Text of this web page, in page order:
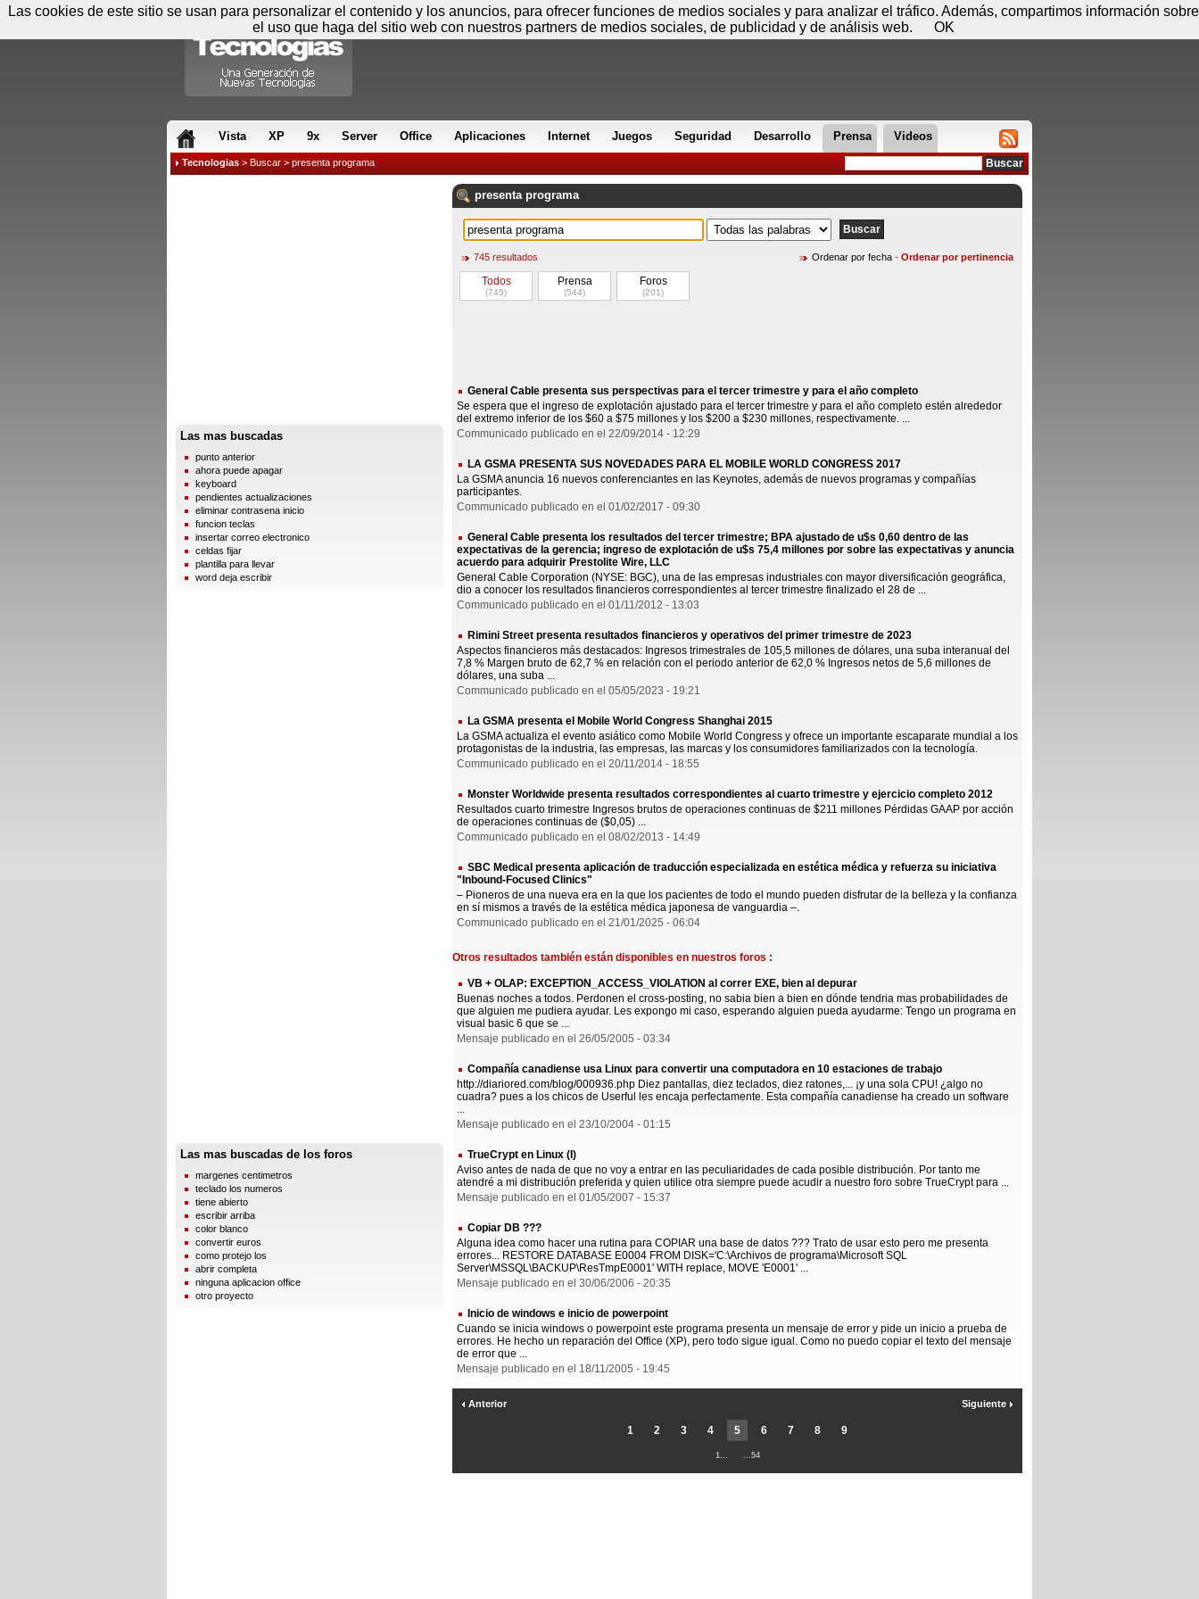
Vista XP 9x Server Office Aplicaciones Internet Juegos Seguridad Desarrollo Prensa Videos
Tecnologias > Buscar > presenta programa
Las mas buscadas
punto anterior
ahora puede apagar
keyboard
pendientes actualizaciones
eliminar contrasena inicio
funcion teclas
insertar correo electronico
celdas fijar
plantilla para llevar
word deja escribir
Las mas buscadas de los foros
margenes centimetros
teclado los numeros
tiene abierto
escribir arriba
color blanco
convertir euros
como protejo los
abrir completa
ninguna aplicacion office
otro proyecto
presenta programa
745 resultados Ordenar por fecha - Ordenar por pertinencia
Todos
(745)
Prensa
(544)
Foros
(201)
General Cable presenta sus perspectivas para el tercer trimestre y para el año completo
Se espera que el ingreso de explotación ajustado para el tercer trimestre y para el año completo estén alrededor
del extremo inferior de los $60 a $75 millones y los $200 a $230 millones, respectivamente. ...
Communicado publicado en el 22/09/2014 - 12:29
LA GSMA PRESENTA SUS NOVEDADES PARA EL MOBILE WORLD CONGRESS 2017
La GSMA anuncia 16 nuevos conferenciantes en las Keynotes, además de nuevos programas y compañías
participantes.
Communicado publicado en el 01/02/2017 - 09:30
General Cable presenta los resultados del tercer trimestre; BPA ajustado de u$s 0,60 dentro de las
expectativas de la gerencia; ingreso de explotación de u$s 75,4 millones por sobre las expectativas y anuncia
acuerdo para adquirir Prestolite Wire, LLC
General Cable Corporation (NYSE: BGC), una de las empresas industriales con mayor diversificación geográfica,
dio a conocer los resultados financieros correspondientes al tercer trimestre finalizado el 28 de ...
Communicado publicado en el 01/11/2012 - 13:03
Rimini Street presenta resultados financieros y operativos del primer trimestre de 2023
Aspectos financieros más destacados: Ingresos trimestrales de 105,5 millones de dólares, una suba interanual del
7,8 % Margen bruto de 62,7 % en relación con el periodo anterior de 62,0 % Ingresos netos de 5,6 millones de
dólares, una suba ...
Communicado publicado en el 05/05/2023 - 19:21
La GSMA presenta el Mobile World Congress Shanghai 2015
La GSMA actualiza el evento asiático como Mobile World Congress y ofrece un importante escaparate mundial a los
protagonistas de la industria, las empresas, las marcas y los consumidores familiarizados con la tecnología.
Communicado publicado en el 20/11/2014 - 18:55
Monster Worldwide presenta resultados correspondientes al cuarto trimestre y ejercicio completo 2012
Resultados cuarto trimestre Ingresos brutos de operaciones continuas de $211 millones Pérdidas GAAP por acción
de operaciones continuas de ($0,05) ...
Communicado publicado en el 08/02/2013 - 14:49
SBC Medical presenta aplicación de traducción especializada en estética médica y refuerza su iniciativa
"Inbound-Focused Clinics"
– Pioneros de una nueva era en la que los pacientes de todo el mundo pueden disfrutar de la belleza y la confianza
en sí mismos a través de la estética médica japonesa de vanguardia –.
Communicado publicado en el 21/01/2025 - 06:04
Otros resultados también están disponibles en nuestros foros :
VB + OLAP: EXCEPTION_ACCESS_VIOLATION al correr EXE, bien al depurar
Buenas noches a todos. Perdonen el cross-posting, no sabia bien a bien en dónde tendria mas probabilidades de
que alguien me pudiera ayudar. Les expongo mi caso, esperando alguien pueda ayudarme: Tengo un programa en
visual basic 6 que se ...
Mensaje publicado en el 26/05/2005 - 03:34
Compañía canadiense usa Linux para convertir una computadora en 10 estaciones de trabajo
http://diariored.com/blog/000936.php Diez pantallas, diez teclados, diez ratones,... ¡y una sola CPU! ¿algo no
cuadra? pues a los chicos de Userful les encaja perfectamente. Esta compañía canadiense ha creado un software
Mensaje publicado en el 23/10/2004 - 01:15
TrueCrypt en Linux (I)
Aviso antes de nada de que no voy a entrar en las peculiaridades de cada posible distribución. Por tanto me
atendré a mi distribución preferida y quien utilice otra siempre puede acudir a nuestro foro sobre TrueCrypt para ...
Mensaje publicado en el 01/05/2007 - 15:37
Copiar DB ???
Alguna idea como hacer una rutina para COPIAR una base de datos ??? Trato de usar esto pero me presenta
errores... RESTORE DATABASE E0004 FROM DISK='C:\Archivos de programa\Microsoft SQL
Server\MSSQL\BACKUP\ResTmpE0001' WITH replace, MOVE 'E0001' ...
Mensaje publicado en el 30/06/2006 - 20:35
Inicio de windows e inicio de powerpoint
Cuando se inicia windows o powerpoint este programa presenta un mensaje de error y pide un inicio a prueba de
errores. He hecho un reparación del Office (XP), pero todo sigue igual. Como no puedo copiar el texto del mensaje
de error que ...
Mensaje publicado en el 18/11/2005 - 19:45
Anterior
1 2 3 4 5 6 7 8 9
Siguiente
1... ...54
Sábado 08 de agosto - 13:40 Registrar Conectar
Las cookies de este sitio se usan para personalizar el contenido y los anuncios, para ofrecer funciones de medios sociales y para analizar el tráfico. Además, compartimos información sobre
el uso que haga del sitio web con nuestros partners de medios sociales, de publicidad y de análisis web.
OK